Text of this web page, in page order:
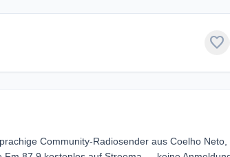
favorite
Community-Radiosender aus Coelho Neto,